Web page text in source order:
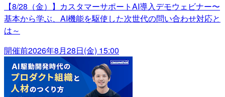
【8/28（金）】カスタマーサポートAI導入デモウェビナー〜
基本から学ぶ、AI機能を駆使した次世代の問い合わせ対応と
は～
開催前2026年8月28日(金) 15:00